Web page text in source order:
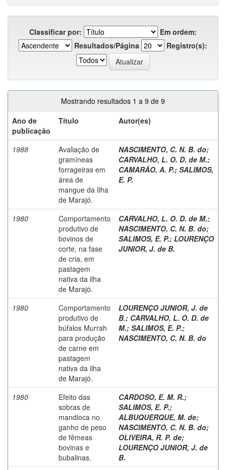
Classificar por:
Em ordem:
Resultados/Página
Registro(s):
Mostrando resultados 1 a 9 de 9
Ano de
publicação
Título Autor(es)
1988
Avaliação de
gramíneas
forrageiras em
área de
mangue da Ilha
de Marajó.
NASCIMENTO, C. N. B. do;
CARVALHO, L. O. D. de M.;
CAMARÃO, A. P.; SALIMOS,
E. P.
1980
Comportamento
produtivo de
bovinos de
corte, na fase
de cria, em
pastagem
nativa da ilha
de Marajó.
CARVALHO, L. O. D. de M.;
NASCIMENTO, C. N. B. do;
SALIMOS, E. P.; LOURENÇO
JUNIOR, J. de B.
1980
Comportamento
produtivo de
búfalos Murrah
para produção
de carne em
pastagem
nativa da ilha
de Marajó.
LOURENÇO JUNIOR, J. de
B.; CARVALHO, L. O. D. de
M.; SALIMOS, E. P.;
NASCIMENTO, C. N. B. do
1980
Efeito das
sobras de
mandioca no
ganho de peso
de fêmeas
bovinas e
bubalinas.
CARDOSO, E. M. R.;
SALIMOS, E. P.;
ALBUQUERQUE, M. de;
NASCIMENTO, C. N. B. do;
OLIVEIRA, R. P. de;
LOURENÇO JUNIOR, J. de
B.